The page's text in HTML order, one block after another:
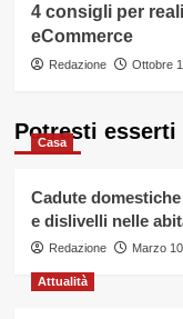
4 consigli per
eCommerce
Redazione Ottobre
Potresti esserti
Casa
Cadute
e dislivelli nelle
Redazione Marzo
Attualità